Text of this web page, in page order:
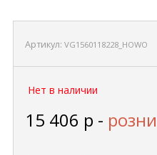
Артикул: VG1560118228_HOWO
Нет в наличии
15 406 р -